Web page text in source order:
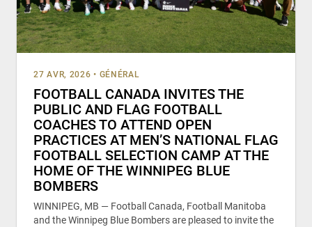
27 AVR, 2026 • GÉNÉRAL
FOOTBALL CANADA INVITES THE
PUBLIC AND FLAG FOOTBALL
COACHES TO ATTEND OPEN
PRACTICES AT MEN’S NATIONAL FLAG
FOOTBALL SELECTION CAMP AT THE
HOME OF THE WINNIPEG BLUE
BOMBERS
WINNIPEG, MB — Football Canada, Football Manitoba
and the Winnipeg Blue Bombers are pleased to invite the